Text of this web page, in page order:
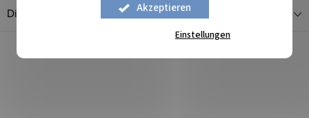
Akzeptieren
Einstellungen
Diskussion